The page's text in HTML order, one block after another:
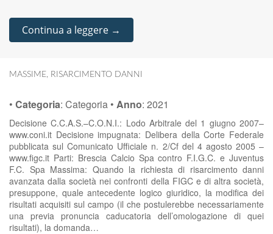
Continua a leggere →
MASSIME, RISARCIMENTO DANNI
• Categoria: Categoria • Anno: 2021
Decisione C.C.A.S.–C.O.N.I.: Lodo Arbitrale del 1 giugno 2007–
www.coni.it Decisione impugnata: Delibera della Corte Federale
pubblicata sul Comunicato Ufficiale n. 2/Cf del 4 agosto 2005 –
www.figc.it Parti: Brescia Calcio Spa contro F.I.G.C. e Juventus
F.C. Spa Massima: Quando la richiesta di risarcimento danni
avanzata dalla società nei confronti della FIGC e di altra società,
presuppone, quale antecedente logico giuridico, la modifica dei
risultati acquisiti sul campo (il che postulerebbe necessariamente
una previa pronuncia caducatoria dell’omologazione di quei
risultati), la domanda…